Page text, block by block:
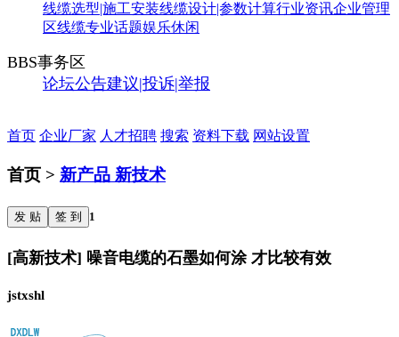
线缆选型|施工安装线缆设计|参数计算行业资讯企业管理
区线缆专业话题娱乐休闲
BBS事务区
论坛公告建议|投诉|举报
首页 企业厂家 人才招聘 搜索 资料下载 网站设置
首页 > 新产品 新技术
发 贴 签 到 1
[高新技术] 噪音电缆的石墨如何涂 才比较有效
jstxshl